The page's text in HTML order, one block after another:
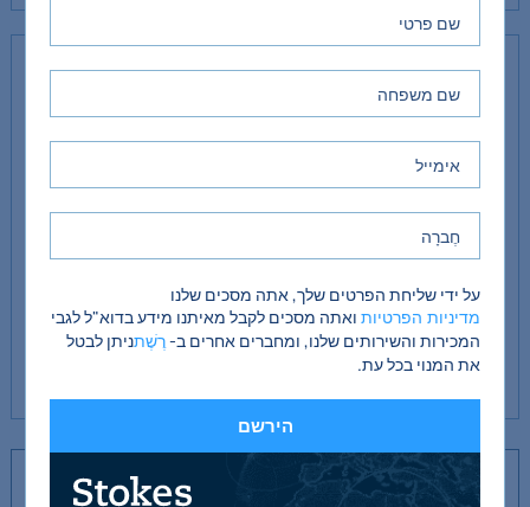
דִיוּר
סלון 4.04 מ"ק על 3.91 מ"ק
מטבח / פינת אוכל
חדר שינה 1
חדר שינה 2 3.04 מטר על 2.23 מטר
חדר אמבטיה 3.89 מטר על 1.66 מטר
צור קשר עם הסוכן הראשי
על ידי שליחת הפרטים שלך, אתה מסכים שלנו
מדיניות הפרטיות ואתה מסכים לקבל מאיתנו מידע בדוא"ל לגבי
המכירות והשירותים שלנו, ומחברים אחרים ב-רֶשֶׁתניתן לבטל
את המנוי בכל עת.
הירשם